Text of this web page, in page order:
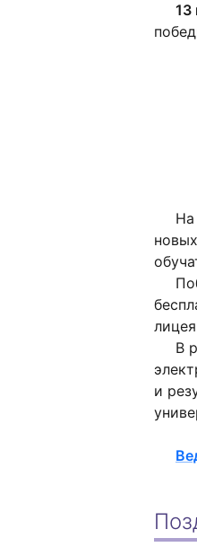
13
На
В
и